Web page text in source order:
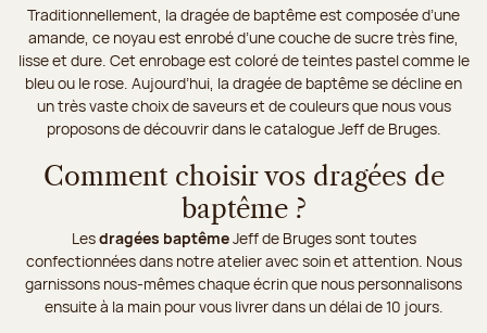
Traditionnellement, la dragée de baptême est composée d’une
amande, ce noyau est enrobé d’une couche de sucre très fine,
lisse et dure. Cet enrobage est coloré de teintes pastel comme le
bleu ou le rose. Aujourd’hui, la dragée de baptême se décline en
un très vaste choix de saveurs et de couleurs que nous vous
proposons de découvrir dans le catalogue Jeff de Bruges.
Comment choisir vos dragées de
baptême ?
Lesdragées baptêmeJeff de Bruges sont toutes
confectionnées dans notre atelier avec soin et attention. Nous
garnissons nous-mêmes chaque écrin que nous personnalisons
ensuite à la main pour vous livrer dans un délai de 10 jours.